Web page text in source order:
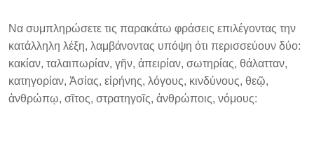
Να συμπληρώσετε τις παρακάτω φράσεις επιλέγοντας την
κατάλληλη λέξη, λαμβάνοντας υπόψη ότι περισσεύουν δύο:
κακίαν, ταλαιπωρίαν, γῆν, ἀπειρίαν, σωτηρίας, θάλατταν,
κατηγορίαν, Ἀσίας, εἰρήνης, λόγους, κινδύνους, θεῷ,
ἀνθρώπῳ, σῖτος, στρατηγοῖς, ἀνθρώποις, νόμους: